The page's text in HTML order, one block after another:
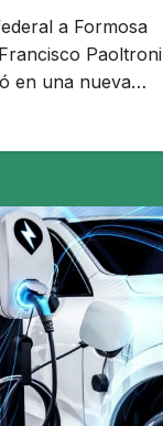
a Formosa
Paoltroni
en una nueva…